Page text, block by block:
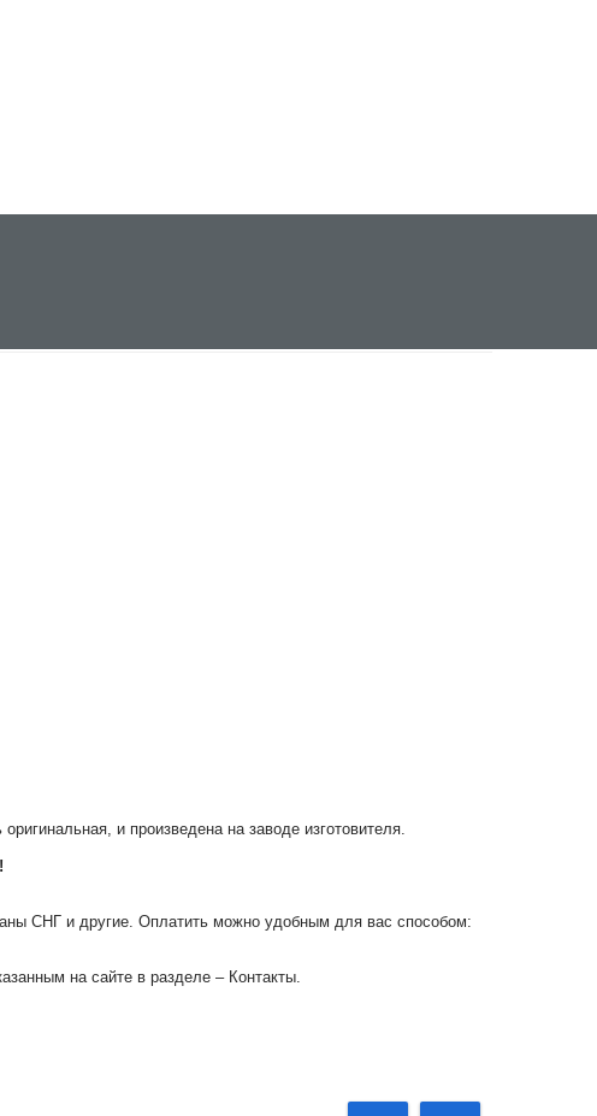
оригинальная, и произведена на заводе изготовителя.
СНГ и другие. Оплатить можно удобным для вас способом:
на сайте в разделе – Контакты.